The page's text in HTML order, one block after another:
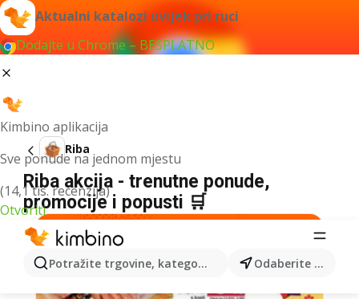
Aktualni katalozi uvijek pri ruci
Dodajte u Chrome – BESPLATNO
Kimbino aplikacija
Sve ponude na jednom mjestu
(14,1 tis. recenzija)
Otvoriti
Potražite trgovine, kategorije, proizvode... Odaberite grad
Riba
Riba akcija - trenutne ponude,
promocije i popusti 🛒